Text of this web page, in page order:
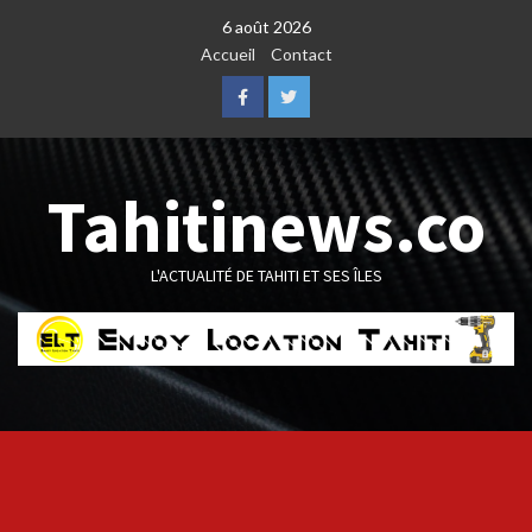
6 août 2026
Accueil
Contact
FacebookTwitter
Tahitinews.co
L'ACTUALITÉ DE TAHITI ET SES ÎLES